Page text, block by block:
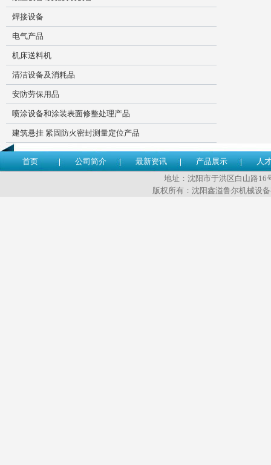
焊接设备
电气产品
机床送料机
清洁设备及消耗品
安防劳保用品
喷涂设备和涂装表面修整处理产品
建筑悬挂 紧固防火密封测量定位产品
首页 公司简介 最新资讯 产品展示
人
地址：沈阳市于洪区白山路16
版权所有：沈阳鑫溢鲁尔机械设